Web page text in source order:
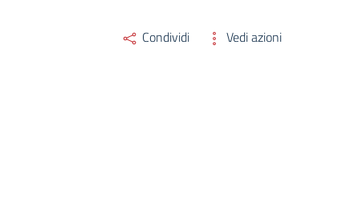
Condividi Vedi azioni